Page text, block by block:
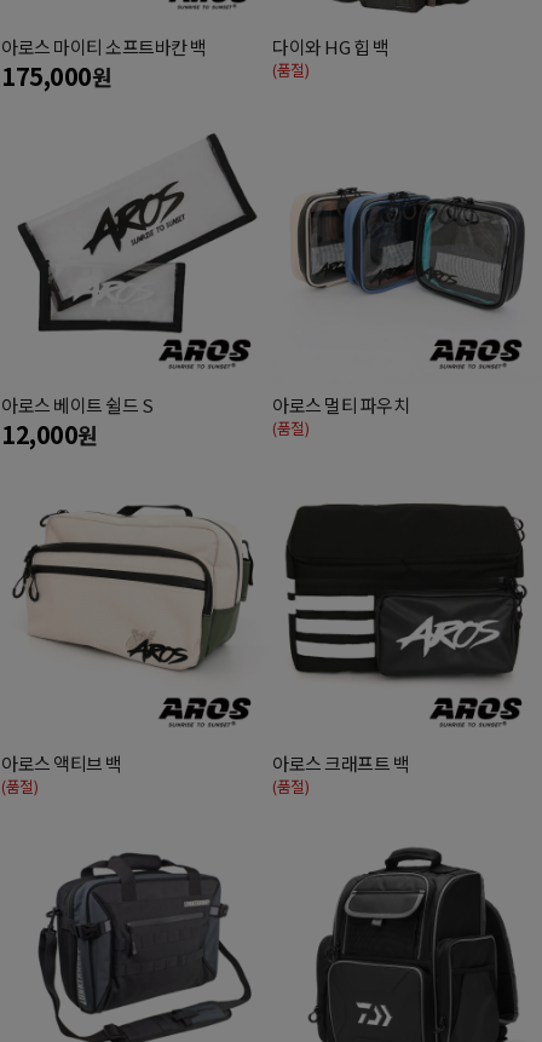
아로스 마이티 소프트바칸 백
175,000원
다이와 HG 힙 백
(품절)
아로스 베이트 쉴드 S
12,000원
아로스 멀티 파우치
(품절)
아로스 액티브 백
(품절)
아로스 크래프트 백
(품절)